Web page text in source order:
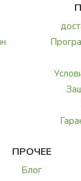
ПРОЧЕЕ
Блог